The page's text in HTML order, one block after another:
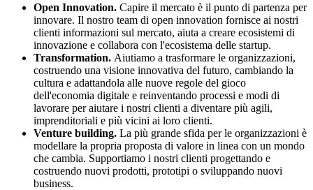
Open Innovation. Capire il mercato è il punto di partenza per
innovare. Il nostro team di open innovation fornisce ai nostri
clienti informazioni sul mercato, aiuta a creare ecosistemi di
innovazione e collabora con l'ecosistema delle startup.
Transformation. Aiutiamo a trasformare le organizzazioni,
costruendo una visione innovativa del futuro, cambiando la
cultura e adattandola alle nuove regole del gioco
dell'economia digitale e reinventando processi e modi di
lavorare per aiutare i nostri clienti a diventare più agili,
imprenditoriali e più vicini ai loro clienti.
Venture building. La più grande sfida per le organizzazioni è
modellare la propria proposta di valore in linea con un mondo
che cambia. Supportiamo i nostri clienti progettando e
costruendo nuovi prodotti, prototipi o sviluppando nuovi
business.